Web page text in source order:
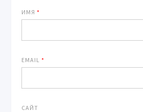
ИМЯ*
EMAIL*
САЙТ